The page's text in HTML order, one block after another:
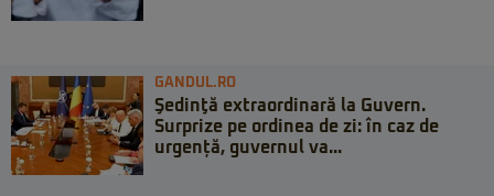
GANDUL.RO
Şedinţă extraordinară la Guvern.
Surprize pe ordinea de zi: în caz de
urgență, guvernul va...